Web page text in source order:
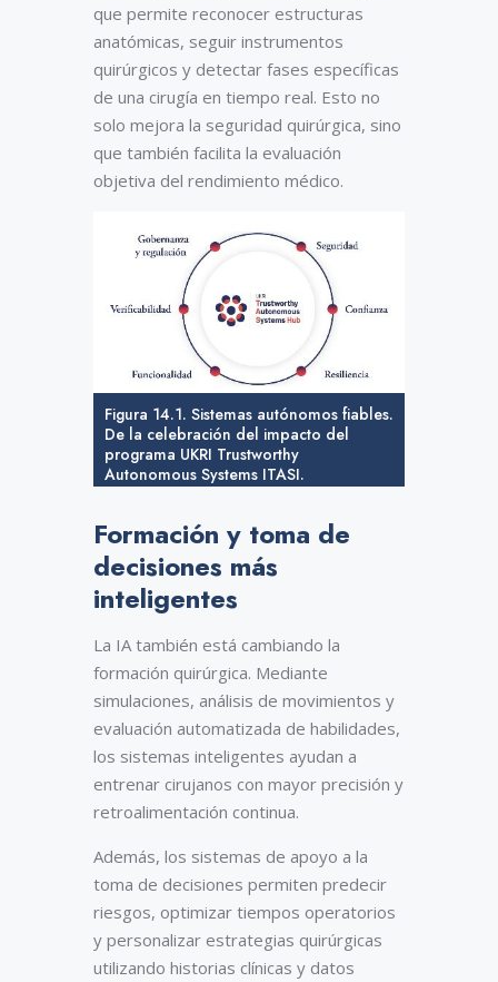
que permite reconocer estructuras
anatómicas, seguir instrumentos
quirúrgicos y detectar fases específicas
de una cirugía en tiempo real. Esto no
solo mejora la seguridad quirúrgica, sino
que también facilita la evaluación
objetiva del rendimiento médico.
Figura 14.1. Sistemas autónomos fiables.
De la celebración del impacto del
programa UKRI Trustworthy
Autonomous Systems ITASI.
Formación y toma de
decisiones más
inteligentes
La IA también está cambiando la
formación quirúrgica. Mediante
simulaciones, análisis de movimientos y
evaluación automatizada de habilidades,
los sistemas inteligentes ayudan a
entrenar cirujanos con mayor precisión y
retroalimentación continua.
Además, los sistemas de apoyo a la
toma de decisiones permiten predecir
riesgos, optimizar tiempos operatorios
y personalizar estrategias quirúrgicas
utilizando historias clínicas y datos